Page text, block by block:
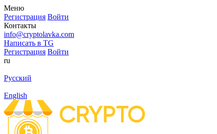
Меню
Регистрация Войти
Контакты
info@cryptolavka.com
Написать в TG
Регистрация Войти
ru
Русский
English